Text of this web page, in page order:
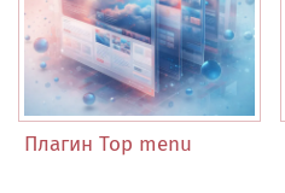
Плагин Top menu